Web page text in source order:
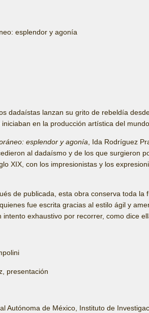
esplendor y agonía
dadaístas lanzan su grito de rebeldía
en la producción artística del
esplendor y agonía, Ida Rodríguez
al dadaísmo y de los que surgieron
XIX, con los impresionistas y los
de publicada, esta obra conserva toda
fue escrita gracias al estilo ágil y
intento exhaustivo por recorrer, como dice
presentación
Autónoma de México, Instituto de